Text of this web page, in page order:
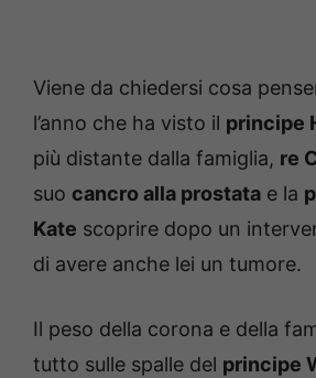
Viene da chiedersi cosa
l’anno che ha visto il principe
più distante dalla famiglia, re
suo cancro alla prostata e la
Kate scoprire dopo un
di avere anche lei un tumore.
Il peso della corona e della
tutto sulle spalle del principe